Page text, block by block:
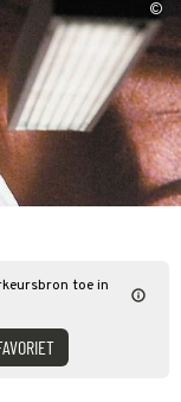
©
toe in